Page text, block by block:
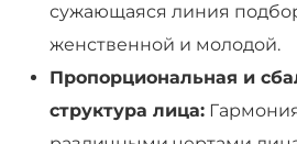
сужающаяся линия
женственной и молодой.
Пропорциональная и
структура лица: